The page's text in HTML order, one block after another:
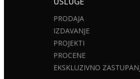
PRODAJA
IZDAVANJE
PROJEKTI
PROCENE
EKSKLUZIVNO